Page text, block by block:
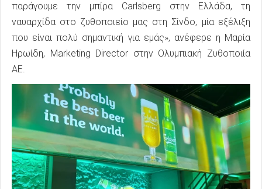
παράγουμε την μπίρα Carlsberg στην Ελλάδα, τη
ναυαρχίδα στο ζυθοποιείο μας στη Σίνδο, μία εξέλιξη
που είναι πολύ σημαντική για εμάς», ανέφερε η Μαρία
Ηρωίδη, Marketing Director στην Ολυμπιακή Ζυθοποιία
ΑΕ.